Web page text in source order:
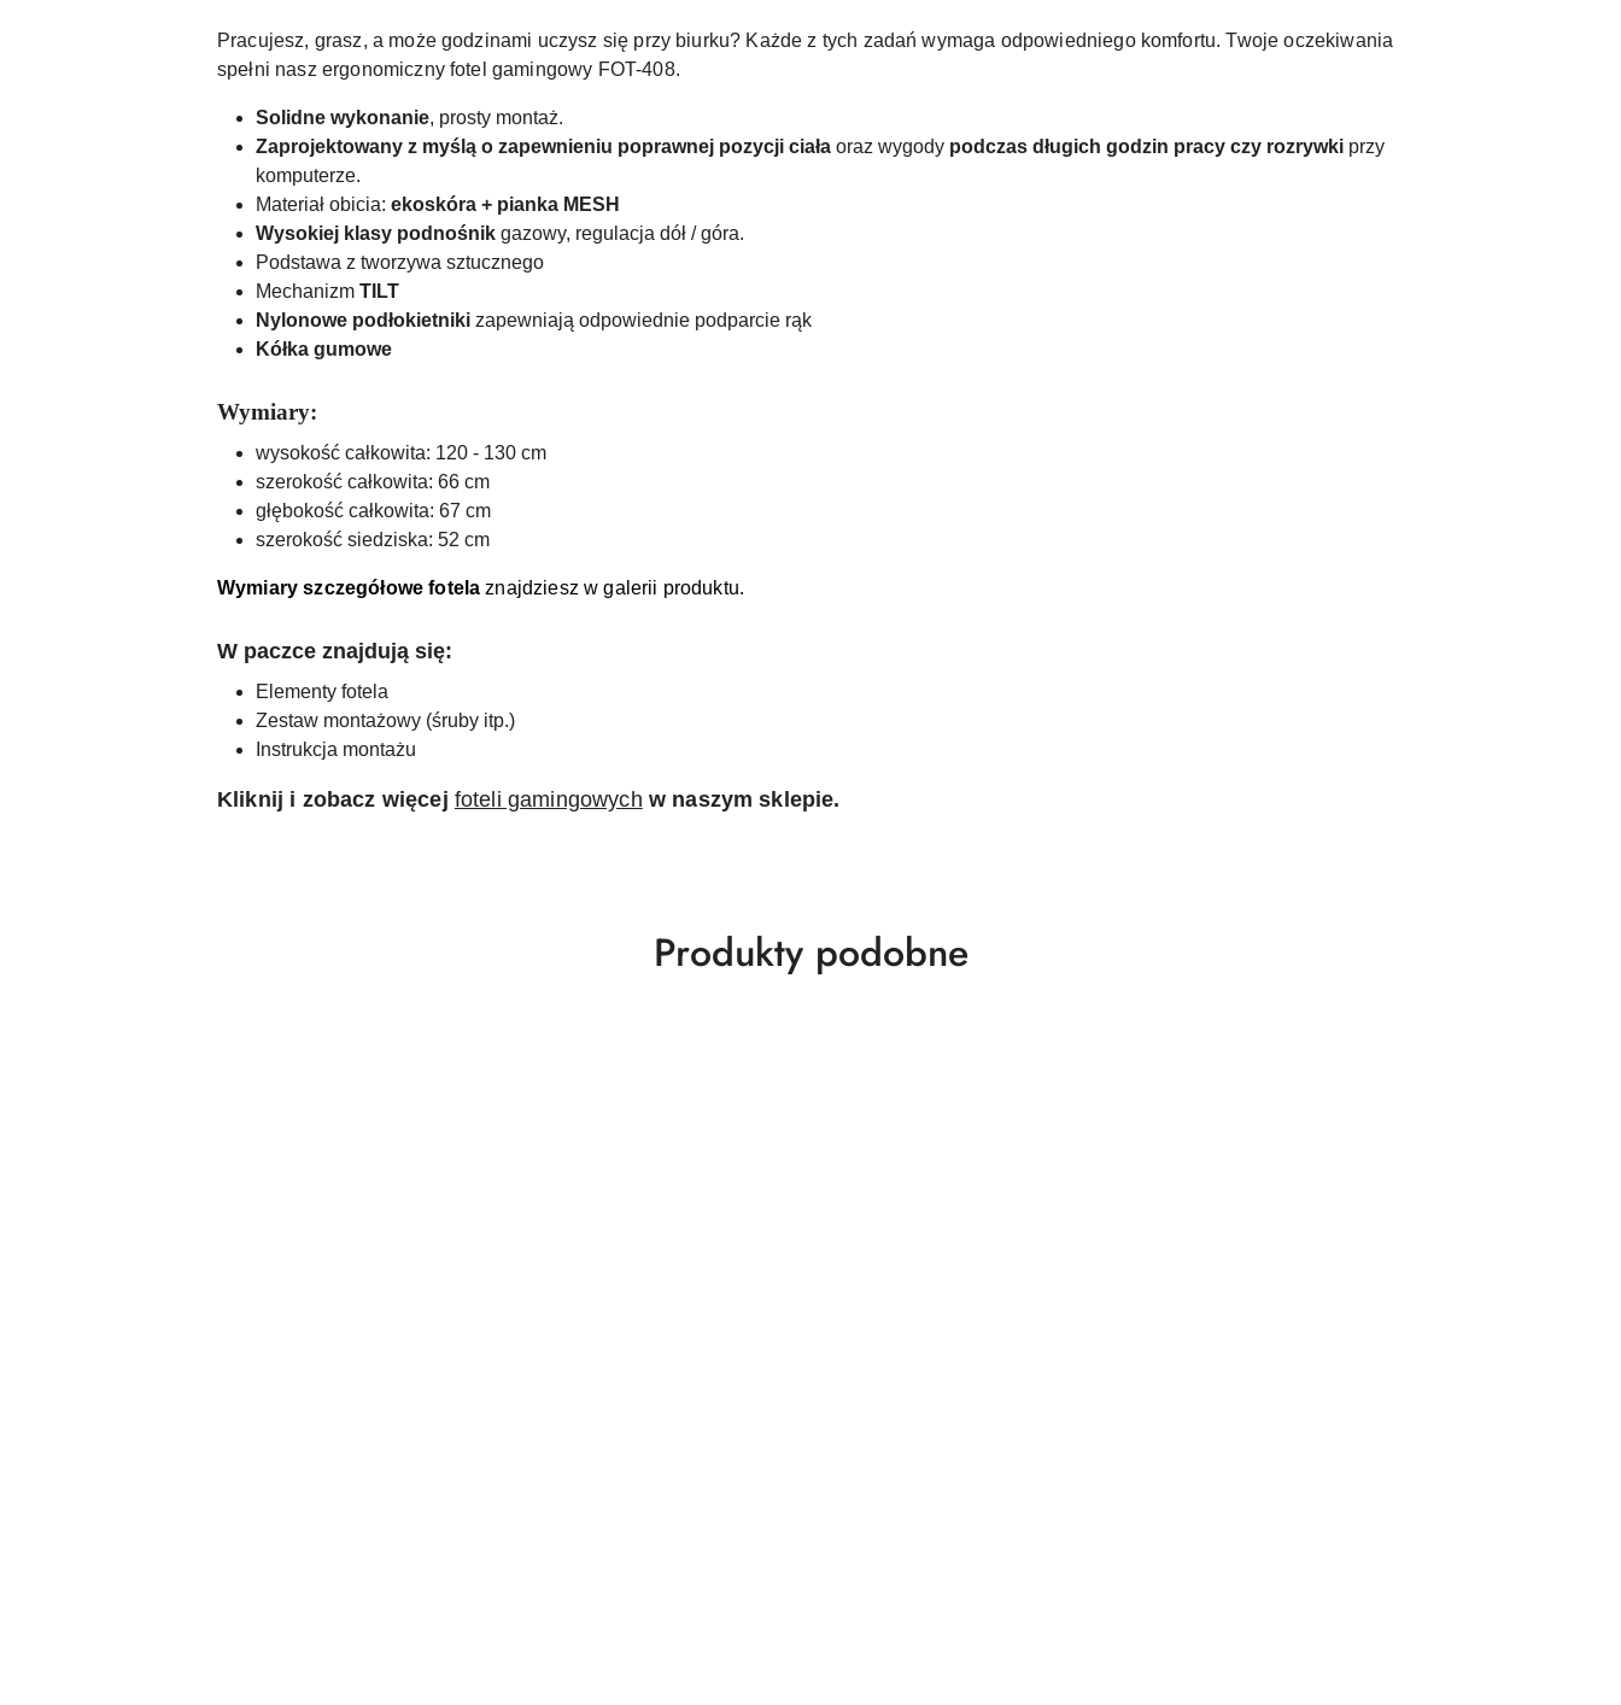
Pracujesz, grasz, a może godzinami uczysz się przy biurku? Każde z tych zadań wymaga odpowiedniego komfortu. Twoje oczekiwania
spełni nasz ergonomiczny fotel gamingowy FOT-408.
Solidne wykonanie, prosty montaż.
Zaprojektowany z myślą o zapewnieniu poprawnej pozycji ciała oraz wygody podczas długich godzin pracy czy rozrywki przy
komputerze.
Materiał obicia: ekoskóra + pianka MESH
Wysokiej klasy podnośnik gazowy, regulacja dół / góra.
Podstawa z tworzywa sztucznego
Mechanizm TILT
Nylonowe podłokietniki zapewniają odpowiednie podparcie rąk
Kółka gumowe
Wymiary:
wysokość całkowita: 120 - 130 cm
szerokość całkowita: 66 cm
głębokość całkowita: 67 cm
szerokość siedziska: 52 cm
Wymiary szczegółowe fotelaznajdziesz w galerii produktu.
W paczce znajdują się:
Elementy fotela
Zestaw montażowy (śruby itp.)
Instrukcja montażu
Kliknij i zobacz więcej foteli gamingowych w naszym sklepie.
Produkty
Produkty podobne